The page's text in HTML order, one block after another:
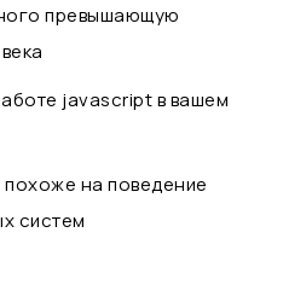
превышающую
javascript в вашем
на поведение
систем